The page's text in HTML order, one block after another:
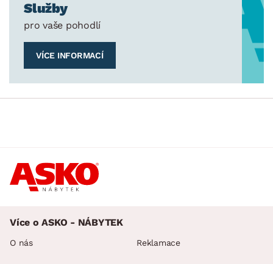
Služby
pro vaše pohodlí
VÍCE INFORMACÍ
Více o ASKO - NÁBYTEK
O nás Reklamace